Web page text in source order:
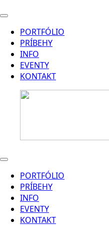
PORTFÓLIO
PRÍBEHY
INFO
EVENTY
KONTAKT
PORTFÓLIO
PRÍBEHY
INFO
EVENTY
KONTAKT